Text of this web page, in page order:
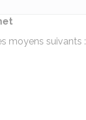
moyens suivants :